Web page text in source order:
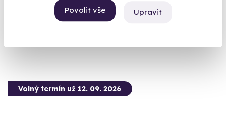
Povolit vše Upravit
Volný termín už 12. 09. 2026